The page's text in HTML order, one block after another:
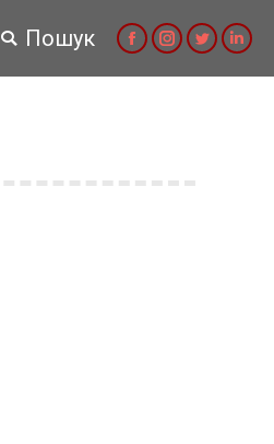
Search:Пошук
FacebookInstagram
Twitter